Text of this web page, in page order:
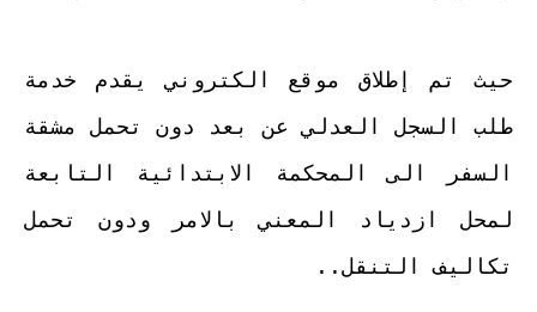
حيث تم إطلاق موقع الكتروني يقدم خدمة
طلب السجل العدلي عن بعد دون تحمل مشقة
السفر الى المحكمة الابتدائية التابعة
لمحل ازدياد المعني بالامر ودون تحمل
تكاليف التنقل..